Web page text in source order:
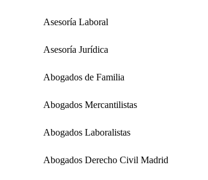
Asesoría Laboral
Asesoría Jurídica
Abogados de Familia
Abogados Mercantilistas
Abogados Laboralistas
Abogados Derecho Civil Madrid